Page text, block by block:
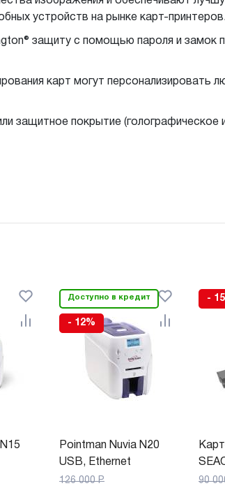
устройств на рынке карт-
защиту с помощью пароля и
карт могут персонализировать
защитное покрытие
Доступно в кредит
- 12%
Pointman Nuvia N20
USB, Ethernet
126 000 Р
-
90